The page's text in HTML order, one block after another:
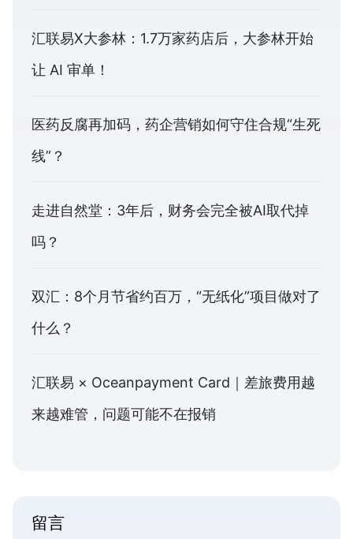
汇联易X大参林：1.7万家药店后，大参林开始
让 AI 审单！
医药反腐再加码，药企营销如何守住合规“生死
线”？
走进自然堂：3年后，财务会完全被AI取代掉
吗？
双汇：8个月节省约百万，“无纸化”项目做对了
什么？
汇联易 × Oceanpayment Card｜差旅费用越
来越难管，问题可能不在报销
留言